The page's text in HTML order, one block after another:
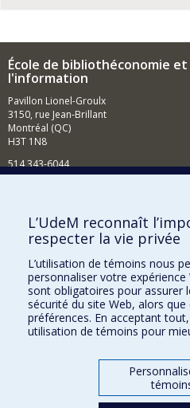
École de bibliothéconomie et
l'information
Pavillon Lionel-Groulx
3150, rue Jean-Brillant
Montréal (QC)
H3T 1N8
514 343-6044
Comment soutenir l'École?
BESOIN D'AIDE?
Plan du site
Signaler une erreur
Accessibilité
FACULTÉ DES ARTS ET DES SCIENCES
Nos départements et écoles
L’UdeM reconnaît
respecter la vie privée
L’utilisation de témoins nous
personnaliser votre
sont obligatoires pour assurer
sécurité du site Web, alors que
préférences. En acceptant
utilisation de témoins pour